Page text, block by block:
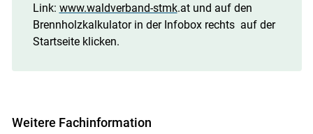
Link: www.waldverband-stmk.at und auf den
Brennholzkalkulator in der Infobox rechts auf der
Startseite klicken.
Weitere Fachinformation